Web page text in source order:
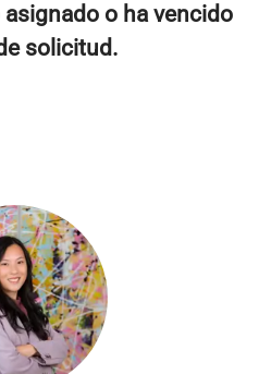
o ha vencido
solicitud.